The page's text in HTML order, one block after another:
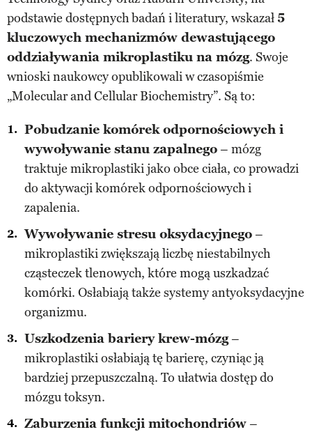
podstawie dostępnych badań i literatury, wskazał 5
kluczowych mechanizmów dewastującego
oddziaływania mikroplastiku na mózg. Swoje
wnioski naukowcy opublikowali w czasopiśmie
„Molecular and Cellular Biochemistry”. Są to:
Pobudzanie komórek odpornościowych i
wywoływanie stanu zapalnego– mózg
traktuje mikroplastiki jako obce ciała, co prowadzi
do aktywacji komórek odpornościowych i
zapalenia.
Wywoływanie stresu oksydacyjnego–
mikroplastiki zwiększają liczbę niestabilnych
cząsteczek tlenowych, które mogą uszkadzać
komórki. Osłabiają także systemy antyoksydacyjne
organizmu.
Uszkodzenia bariery krew-mózg–
mikroplastiki osłabiają tę barierę, czyniąc ją
bardziej przepuszczalną. To ułatwia dostęp do
mózgu toksyn.
Zaburzenia funkcji mitochondriów–